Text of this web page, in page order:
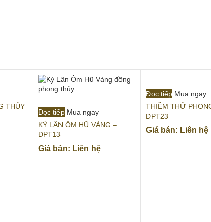
THỦY
Đọc tiếp Mua ngay
KỲ LÂN ÔM HŨ VÀNG –
ĐPT13
Giá bán: Liên hệ
Đọc tiếp Mua ngay
THIỀM THỬ
ĐPT23
Giá bán: Liên hệ